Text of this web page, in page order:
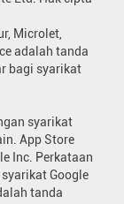
Microlet,
adalah tanda
bagi syarikat
syarikat
App Store
Inc. Perkataan
Google
tanda